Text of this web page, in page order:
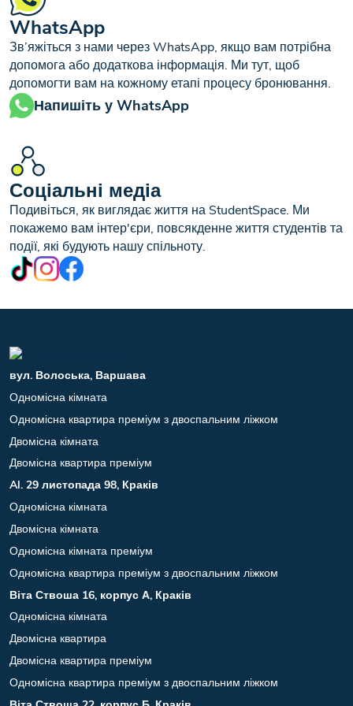
WhatsApp
Зв’яжіться з нами через WhatsApp, якщо вам потрібна
допомога або додаткова інформація. Ми тут, щоб
допомогти вам на кожному етапі процесу бронювання.
Напишіть у WhatsApp
Соціальні медіа
Подивіться, як виглядає життя на StudentSpace. Ми
покажемо вам інтер'єри, повсякденне життя студентів та
події, які будують нашу спільноту.
вул. Волоська, Варшава
Одномісна кімната
Одномісна квартира преміум з двоспальним ліжком
Двомісна кімната
Двомісна квартира преміум
Al. 29 листопада 98, Краків
Одномісна кімната
Двомісна кімната
Одномісна кімната преміум
Одномісна квартира преміум з двоспальним ліжком
Віта Ствоша 16, корпус А, Краків
Одномісна кімната
Двомісна квартира
Двомісна квартира преміум
Одномісна квартира преміум з двоспальним ліжком